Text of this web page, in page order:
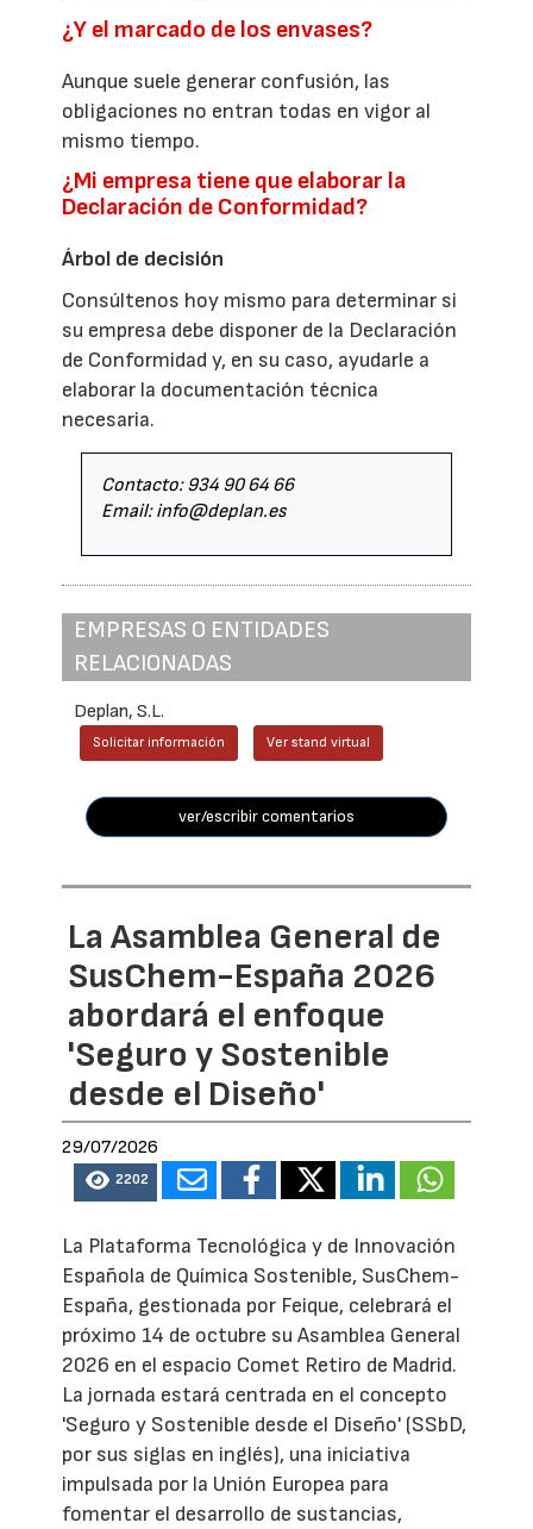
¿Y el marcado de los envases?
Aunque suele generar confusión, las
obligaciones no entran todas en vigor al
mismo tiempo.
¿Mi empresa tiene que elaborar la
Declaración de Conformidad?
Árbol de decisión
Consúltenos hoy mismo para determinar si
su empresa debe disponer de la Declaración
de Conformidad y, en su caso, ayudarle a
elaborar la documentación técnica
necesaria.
Contacto: 934 90 64 66
Email: info@deplan.es
EMPRESAS O ENTIDADES
RELACIONADAS
Deplan, S.L.
Solicitar información Ver stand virtual
ver/escribir comentarios
La Asamblea General de
SusChem-España 2026
abordará el enfoque
'Seguro y Sostenible
desde el Diseño'
29/07/2026
2202
La Plataforma Tecnológica y de Innovación
Española de Química Sostenible, SusChem-
España, gestionada por Feique, celebrará el
próximo 14 de octubre su Asamblea General
2026 en el espacio Comet Retiro de Madrid.
La jornada estará centrada en el concepto
'Seguro y Sostenible desde el Diseño' (SSbD,
por sus siglas en inglés), una iniciativa
impulsada por la Unión Europea para
fomentar el desarrollo de sustancias,